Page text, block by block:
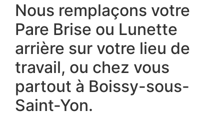
Nous remplaçons votre
Pare Brise ou Lunette
arrière sur votre lieu de
travail, ou chez vous
partout à Boissy-sous-
Saint-Yon.